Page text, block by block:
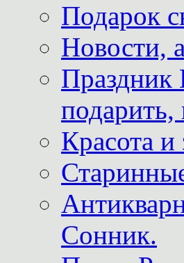
Подарок
Новости,
Праздник
подарить,
Красота
Сонник.